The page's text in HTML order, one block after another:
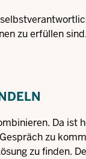
zu erfüllen
Da ist
zu
zu finden.